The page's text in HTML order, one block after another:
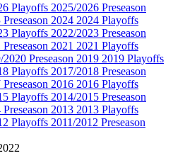
Playoffs 2025/2026 Preseason
Preseason 2024 2024 Playoffs
Playoffs 2022/2023 Preseason
Preseason 2021 2021 Playoffs
2020 Preseason 2019 2019 Playoffs
Playoffs 2017/2018 Preseason
Preseason 2016 2016 Playoffs
Playoffs 2014/2015 Preseason
Preseason 2013 2013 Playoffs
Playoffs 2011/2012 Preseason